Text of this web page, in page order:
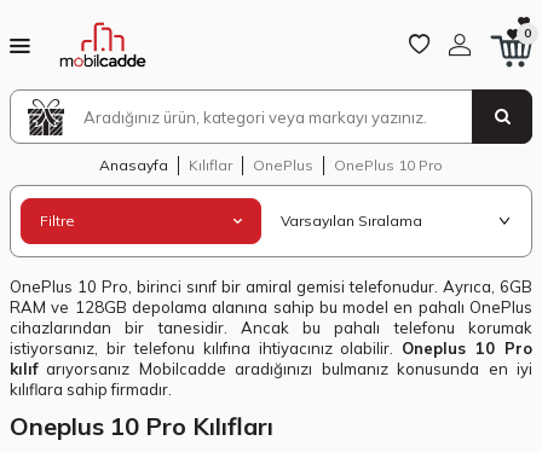
0
Anasayfa Kılıflar OnePlus OnePlus 10 Pro
Filtre
OnePlus 10 Pro, birinci sınıf bir amiral gemisi telefonudur. Ayrıca, 6GB
RAM ve 128GB depolama alanına sahip bu model en pahalı OnePlus
cihazlarından bir tanesidir. Ancak bu pahalı telefonu korumak
istiyorsanız, bir telefonu kılıfına ihtiyacınız olabilir. Oneplus 10 Pro
kılıfarıyorsanız Mobilcadde aradığınızı bulmanız konusunda en iyi
kılıflara sahip firmadır.
Oneplus 10 Pro Kılıfları